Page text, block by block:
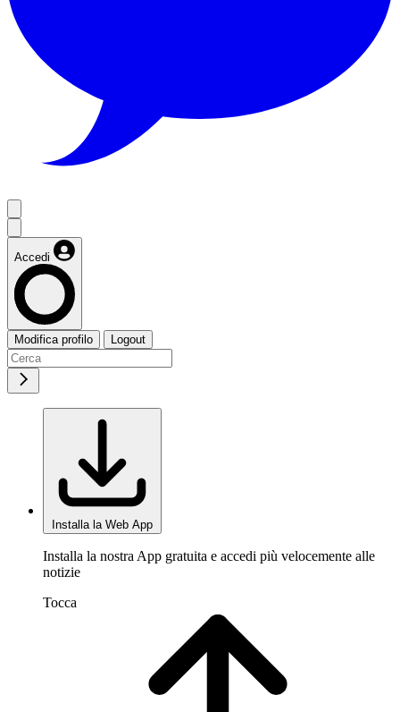
Accedi
Modifica profilo Logout
Installa la Web App
Installa la nostra App gratuita e accedi più velocemente alle
notizie
Tocca